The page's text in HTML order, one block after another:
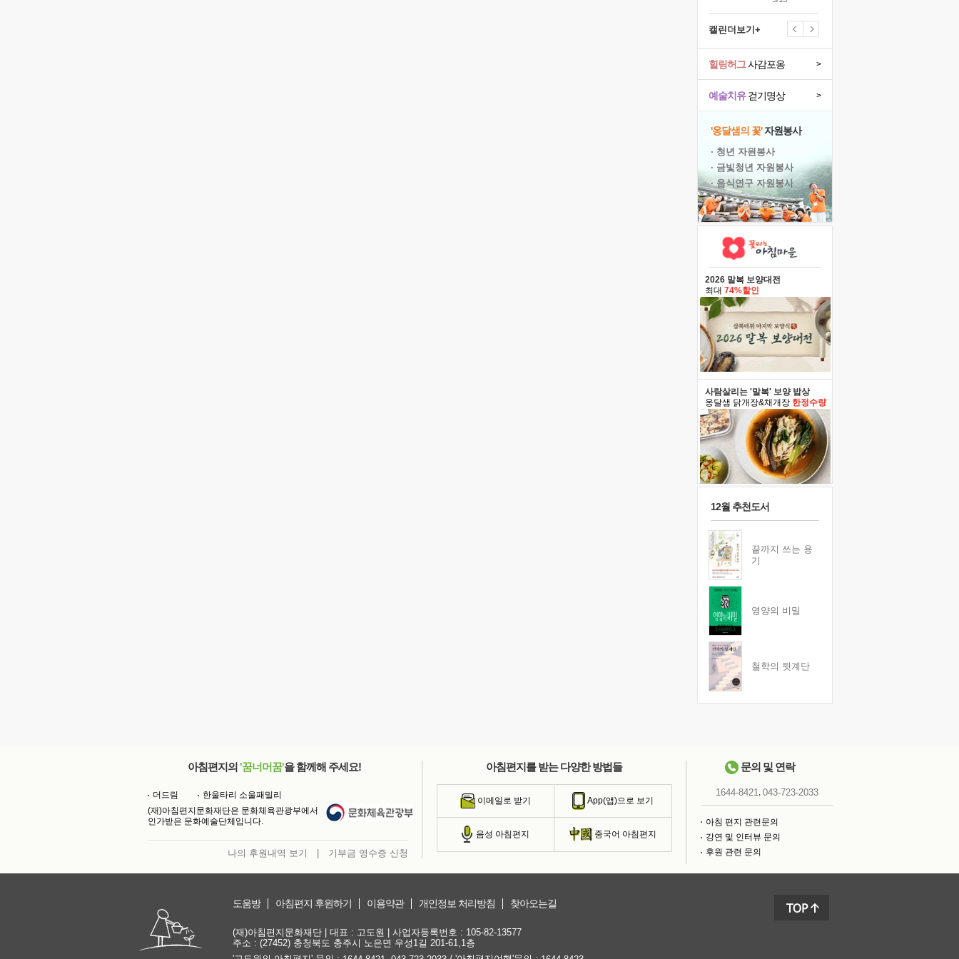
캘린더보기+
예술치유걷기명상 >
힐링허그사감포옹 >
'옹달샘의 꽃'자원봉사
· 청년 자원봉사
· 금빛청년 자원봉사
· 음식연구 자원봉사
2026 말복 보양대전
최대 74%할인
사람살리는 '말복' 보양 밥상
옹달샘 닭개장&채개장 한정수량
12월 추천도서
끝까지 쓰는 용
기
영양의 비밀
철학의 뒷계단
아침편지의 '꿈너머꿈'을 함께해 주세요!
더드림
한울타리 소울패밀리
(재)아침편지문화재단은 문화체육관광부에서
인가받은 문화예술단체입니다.
나의 후원내역 보기 기부금 영수증 신청
아침편지를 받는 다양한 방법들
이메일로 받기 App(앱)으로 보기
음성 아침편지 중국어 아침편지
문의 및 연락
1644-8421, 043-723-2033
아침 편지 관련문의
강연 및 인터뷰 문의
후원 관련 문의
도움방 아침편지 후원하기 이용약관 개인정보 처리방침 찾아오는길
(재)아침편지문화재단 | 대표 : 고도원 | 사업자등록번호 : 105-82-13577
주소 : (27452) 충청북도 충주시 노은면 우성1길 201-61,1층